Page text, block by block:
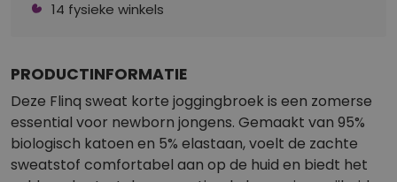
14 fysieke winkels
PRODUCTINFORMATIE
Deze Flinq sweat korte joggingbroek is een zomerse
essential voor newborn jongens. Gemaakt van 95%
biologisch katoen en 5% elastaan, voelt de zachte
sweatstof comfortabel aan op de huid en biedt het